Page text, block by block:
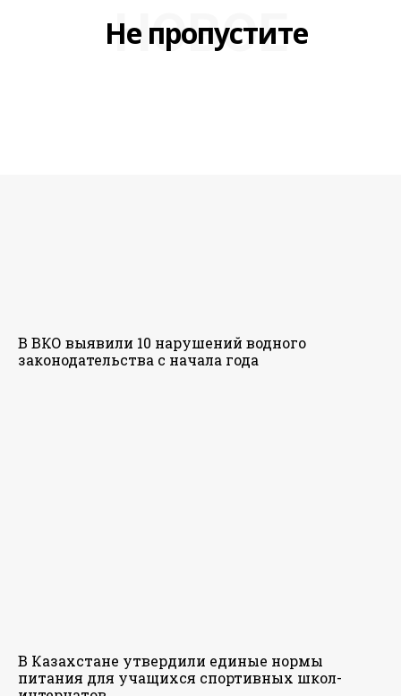
Не пропустите
НОВОЕ
В ВКО выявили 10 нарушений водного
законодательства с начала года
В Казахстане утвердили единые нормы
питания для учащихся спортивных школ-